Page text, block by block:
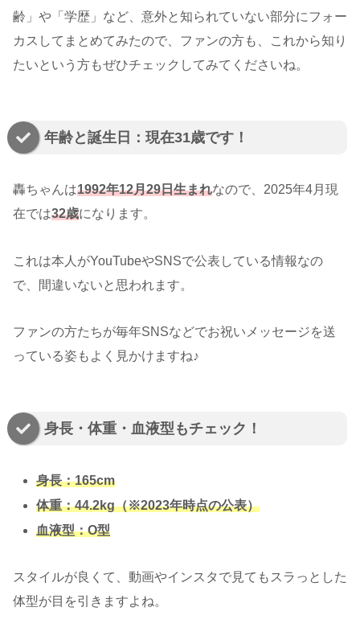
齢」や「学歴」など、意外と知られていない部分にフォー
カスしてまとめてみたので、ファンの方も、これから知り
たいという方もぜひチェックしてみてくださいね。
年齢と誕生日：現在31歳です！
轟ちゃんは1992年12月29日生まれなので、2025年4月現
在では32歳になります。
これは本人がYouTubeやSNSで公表している情報なの
で、間違いないと思われます。
ファンの方たちが毎年SNSなどでお祝いメッセージを送
っている姿もよく見かけますね♪
身長・体重・血液型もチェック！
身長：165cm
体重：44.2kg（※2023年時点の公表）
血液型：O型
スタイルが良くて、動画やインスタで見てもスラっとした
体型が目を引きますよね。